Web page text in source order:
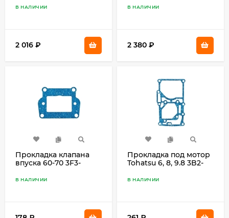
3В7-01024-0
В НАЛИЧИИ
2 016 ₽
В НАЛИЧИИ
2 380 ₽
Прокладка клапана
впуска 60-70 3F3-
В НАЛИЧИИ
Прокладка под мотор
Tohatsu 6, 8, 9.8 3B2-
В НАЛИЧИИ